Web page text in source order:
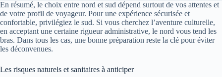
En résumé, le choix entre nord et sud dépend surtout de vos attentes et
de votre profil de voyageur. Pour une expérience sécurisée et
confortable, privilégiez le sud. Si vous cherchez l’aventure culturelle,
en acceptant une certaine rigueur administrative, le nord vous tend les
bras. Dans tous les cas, une bonne préparation reste la clé pour éviter
les déconvenues.
Les risques naturels et sanitaires à anticiper